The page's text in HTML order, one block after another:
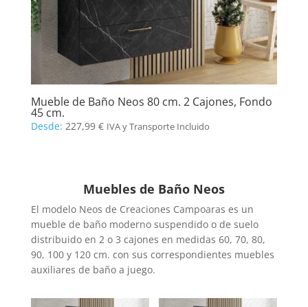
Mueble de Baño Neos 80 cm. 2 Cajones, Fondo
45 cm.
Desde: 227,99 € IVA y Transporte Incluido
Muebles de Baño Neos
El modelo Neos de Creaciones Campoaras es un
mueble de baño moderno suspendido o de suelo
distribuido en 2 o 3 cajones en medidas 60, 70, 80,
90, 100 y 120 cm. con sus correspondientes muebles
auxiliares de baño a juego.